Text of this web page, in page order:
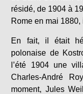
résidé, de 1904 à
Rome en mai
En fait, il était
polonaise de
l’été 1904 une
Charles-André
moment, Jules